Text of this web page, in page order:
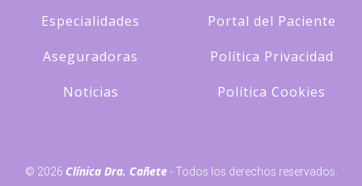
Especialidades
Aseguradoras
Noticias
Portal del Paciente
Política Privacidad
Política Cookies
© 2026 Clínica Dra. Cañete- Todos los derechos reservados.